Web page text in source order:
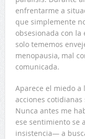
enfrentarme a
que simplemente
obsesionada con
solo tememos
menopausia, mal
comunicada.
Aparece el miedo a
acciones
Nunca antes me
ese sentimiento se
insistencia— a